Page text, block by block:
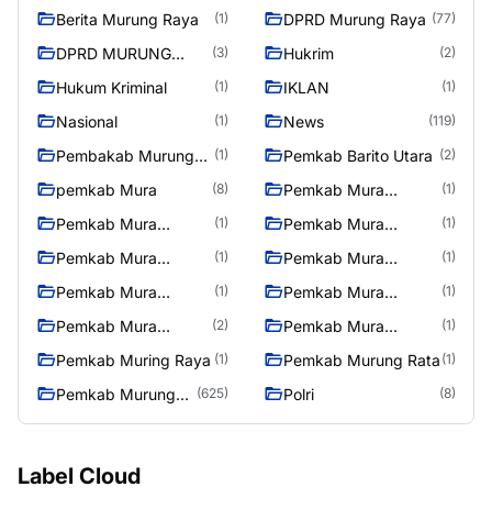
Berita Murung Raya (1) DPRD Murung Raya (77)
DPRD MURUNG
(3) Hukrim (2)
Hukum Kriminal (1) IKLAN (1)
Nasional (1) News (119)
Pembakab Murung
(1) Pemkab Barito Utara (2)
pemkab Mura (8)
Pemkab Mura
(1)
Pemkab Mura
(1)
Pemkab Mura
(1)
Pemkab Mura
(1)
Pemkab Mura
(1)
Pemkab Mura
(1)
Pemkab Mura
(1)
Pemkab Mura
(2)
Pemkab Mura
(1)
Pemkab Muring Raya (1) Pemkab Murung Rata (1)
Pemkab Murung
(625) Polri (8)
Label Cloud